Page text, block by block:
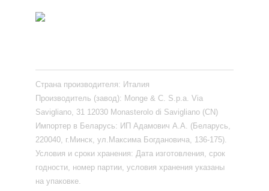
Страна производителя: Италия
Производитель (завод): Monge & C. S.p.a. Via
Savigliano, 31 12030 Monasterolo di Savigliano (CN)
Импортер в Беларусь: ИП Адамович А.А. (Беларусь,
220040, г.Минск, ул.Максима Богдановича, 136-175).
Условия и сроки хранения: Дата изготовления, срок
годности, номер партии, условия хранения указаны
на упаковке.